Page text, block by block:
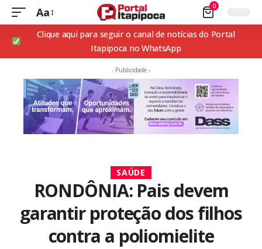
Aa 0
Clique aqui para seguir o canal de notícias do Portal
Itapipoca no WhatsApp
- Publicidade -
SAÚDE
RONDÔNIA: Pais devem
garantir proteção dos filhos
contra a poliomielite